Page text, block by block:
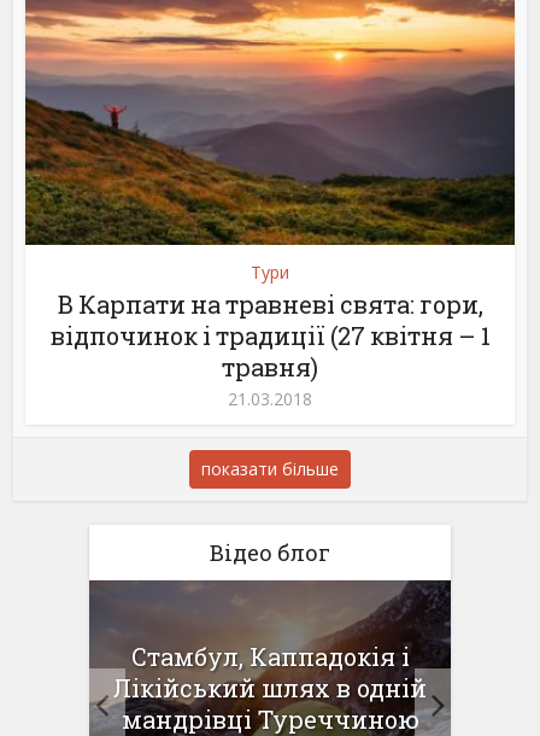
Тури
В Карпати на травневі свята: гори,
відпочинок і традиції (27 квітня – 1
травня)
21.03.2018
показати більше
Відео блог
Стамбул, Каппадокія і
Лікійський шлях в одній
мандрівці Туреччиною